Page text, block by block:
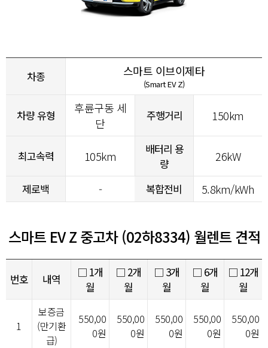
차종 스마트 이브이제타
(Smart EV Z)
차량 유형
후륜구동 세
단
주행거리 150km
최고속력 105km
배터리 용
량
26kW
제로백 - 복합전비 5.8km/kWh
스마트 EV Z 중고차 (02하8334) 월렌트 견적
번호 내역
□ 1개
월
□ 2개
월
□ 3개
월
□ 6개
월
□ 12개
월
1
보증금
(만기환
급)
550,00
0원
550,00
0원
550,00
0원
550,00
0원
550,00
0원